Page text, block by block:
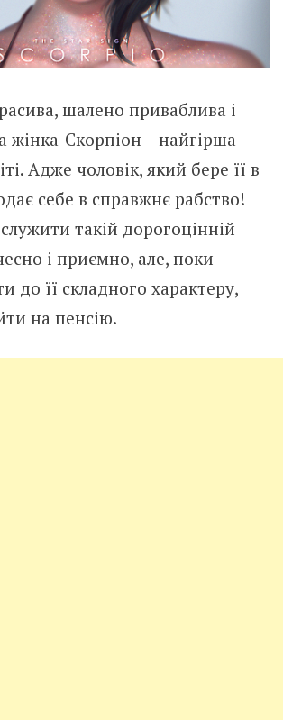
шалено приваблива і
жінка-Скорпіон – найгірша
Адже чоловік, який бере її в
себе в справжнє рабство!
такій дорогоцінній
і приємно, але, поки
до її складного характеру,
на пенсію.